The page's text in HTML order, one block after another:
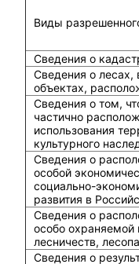
Виды
Сведения о
Cведения о
объектах,
Сведения о том,
частично
использования
культурного
Сведения о
особой
социально-
развития в
Сведения о
особо охраняемой
лесничеств,
Сведения о